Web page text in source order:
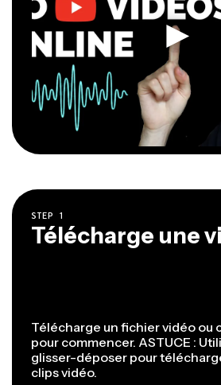
STEP 1
Télécharge une
Télécharge un fichier vidéo ou
pour commencer. ASTUCE :
glisser-déposer pour
clips vidéo.